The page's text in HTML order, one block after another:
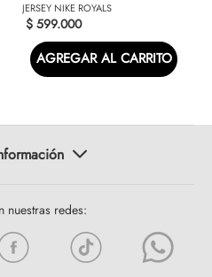
JERSEY NIKE ROYALS
$ 599.000
AGREGAR AL CARRITO
nuestras redes: